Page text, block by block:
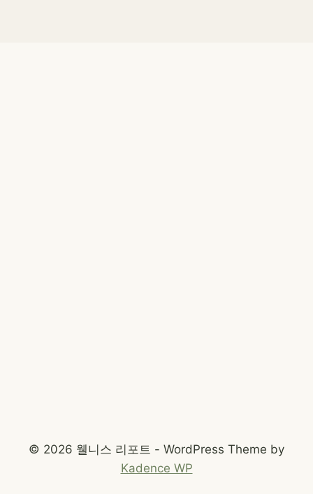
© 2026 웰니스 리포트 - WordPress Theme by
Kadence WP